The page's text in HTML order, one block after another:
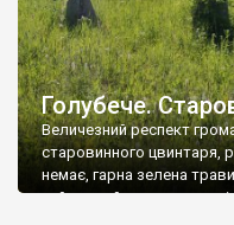
Голубече.
Величезний респект
старовинного цвинтаря,
немає, гарна зелена
найкращий регулятор